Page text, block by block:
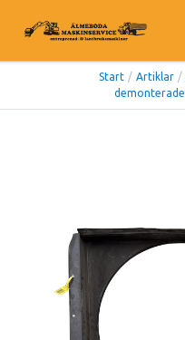
Start / Artiklar /
demonterade